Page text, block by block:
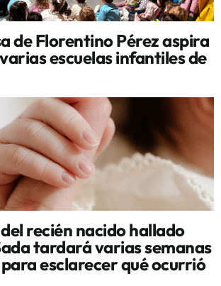
de Florentino Pérez aspira
escuelas infantiles de
recién nacido hallado
tardará varias semanas
esclarecer qué ocurrió